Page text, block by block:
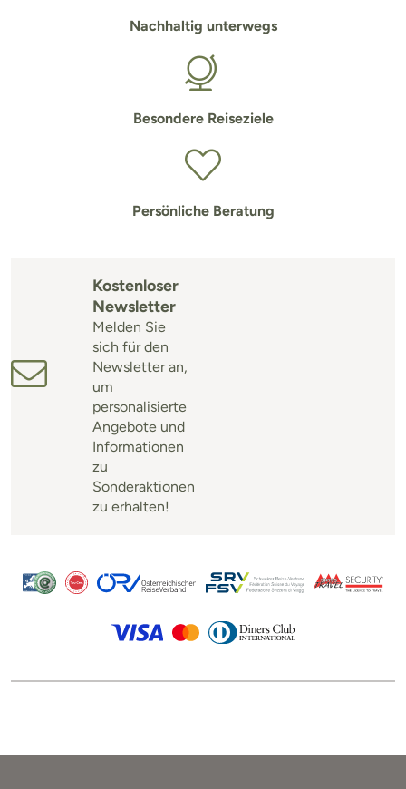
Nachhaltig unterwegs
Besondere Reiseziele
Persönliche Beratung
Kostenloser
Newsletter
Melden Sie
sich für den
Newsletter an,
um
personalisierte
Angebote und
Informationen
zu
Sonderaktionen
zu erhalten!